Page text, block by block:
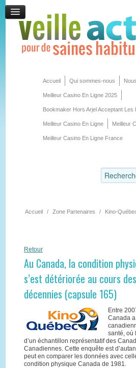
Accueil Qui sommes-nous
Meilleur Casino En Ligne 2025
Bookmaker Hors Arjel Acceptant Les
Meilleur Casino En Ligne Meilleur
Meilleur Casino En Ligne France
Accueil / Zone Partenaires / Kino-
Retour
Au Canada, la condition
s’est détériorée au cours
décennies (capsule 165)
Entre
Canada
santé, où
d’un échantillon représentatif des
Canadiennes. Cette enquête est
peut en comparer les données avec
condition physique Canada de 1981.